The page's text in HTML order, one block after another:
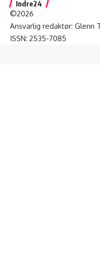
Indre24
©2026
Ansvarlig redaktør: Glenn
ISSN: 2535-7085